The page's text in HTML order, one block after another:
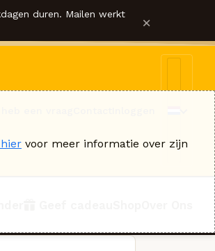
duren. Mailen werkt ×
voor meer informatie over zijn